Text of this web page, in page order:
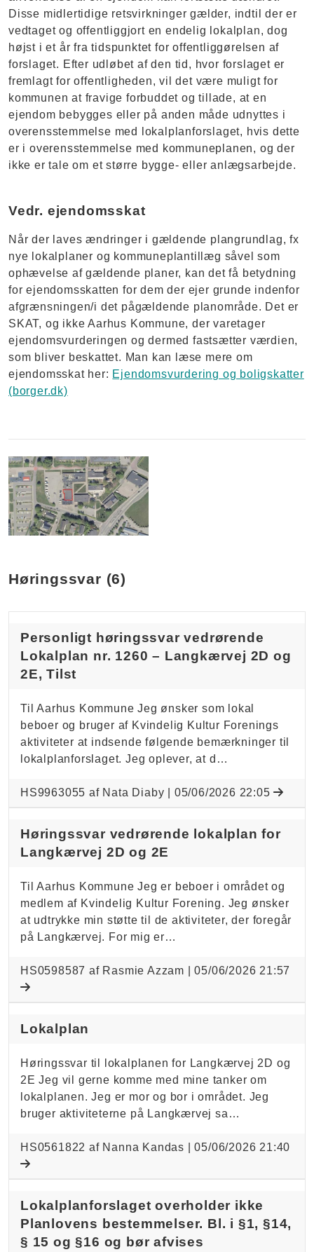
Disse midlertidige retsvirkninger gælder, indtil der er
vedtaget og offentliggjort en endelig lokalplan, dog
højst i et år fra tidspunktet for offentliggørelsen af
forslaget. Efter udløbet af den tid, hvor forslaget er
fremlagt for offentligheden, vil det være muligt for
kommunen at fravige forbuddet og tillade, at en
ejendom bebygges eller på anden måde udnyttes i
overensstemmelse med lokalplanforslaget, hvis dette
er i overensstemmelse med kommuneplanen, og der
ikke er tale om et større bygge- eller anlægsarbejde.
Vedr. ejendomsskat
Når der laves ændringer i gældende plangrundlag, fx
nye lokalplaner og kommuneplantillæg såvel som
ophævelse af gældende planer, kan det få betydning
for ejendomsskatten for dem der ejer grunde indenfor
afgrænsningen/i det pågældende planområde. Det er
SKAT, og ikke Aarhus Kommune, der varetager
ejendomsvurderingen og dermed fastsætter værdien,
som bliver beskattet. Man kan læse mere om
ejendomsskat her: Ejendomsvurdering og boligskatter
(borger.dk)
-
Høringssvar (6)
Personligt høringssvar vedrørende
Lokalplan nr. 1260 – Langkærvej 2D og
2E, Tilst
Til Aarhus Kommune Jeg ønsker som lokal
beboer og bruger af Kvindelig Kultur Forenings
aktiviteter at indsende følgende bemærkninger til
lokalplanforslaget. Jeg oplever, at d…
HS9963055 af Nata Diaby | 05/06/2026 22:05
Høringssvar vedrørende lokalplan for
Langkærvej 2D og 2E
Til Aarhus Kommune Jeg er beboer i området og
medlem af Kvindelig Kultur Forening. Jeg ønsker
at udtrykke min støtte til de aktiviteter, der foregår
på Langkærvej. For mig er…
HS0598587 af Rasmie Azzam |05/06/2026 21:57
Lokalplan
Høringssvar til lokalplanen for Langkærvej 2D og
2E Jeg vil gerne komme med mine tanker om
lokalplanen. Jeg er mor og bor i området. Jeg
bruger aktiviteterne på Langkærvej sa…
HS0561822 af Nanna Kandas |05/06/2026 21:40
Lokalplanforslaget overholder ikke
Planlovens bestemmelser. Bl. i §1, §14,
§ 15 og §16 og bør afvises